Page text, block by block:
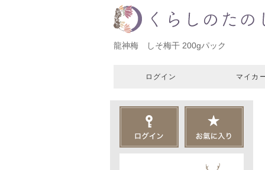
龍神梅 しそ梅干 200gパック
ログイン マイカ